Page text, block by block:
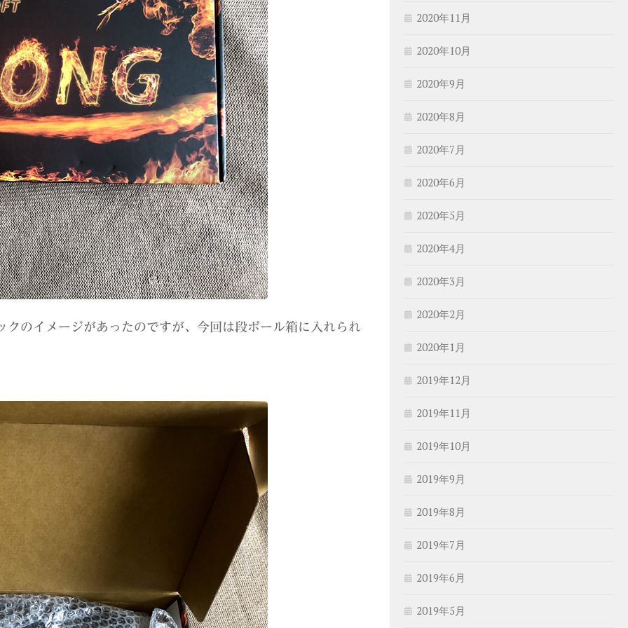
のイメージがあったのですが、今回は段ボール箱に入れられ
2020年11月
2020年10月
2020年9月
2020年8月
2020年7月
2020年6月
2020年5月
2020年4月
2020年3月
2020年2月
2020年1月
2019年12月
2019年11月
2019年10月
2019年9月
2019年8月
2019年7月
2019年6月
2019年5月